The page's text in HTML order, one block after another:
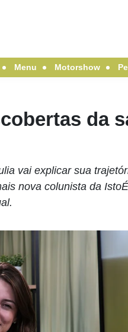
Menu Motorshow
da
vai explicar sua
nova colunista da